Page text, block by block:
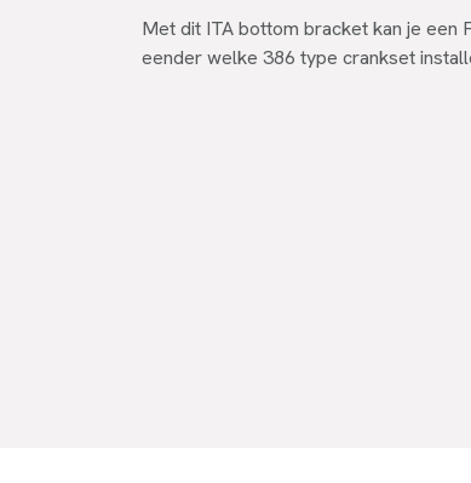
Met dit ITA bottom bracket kan je
eender welke 386 type crankset